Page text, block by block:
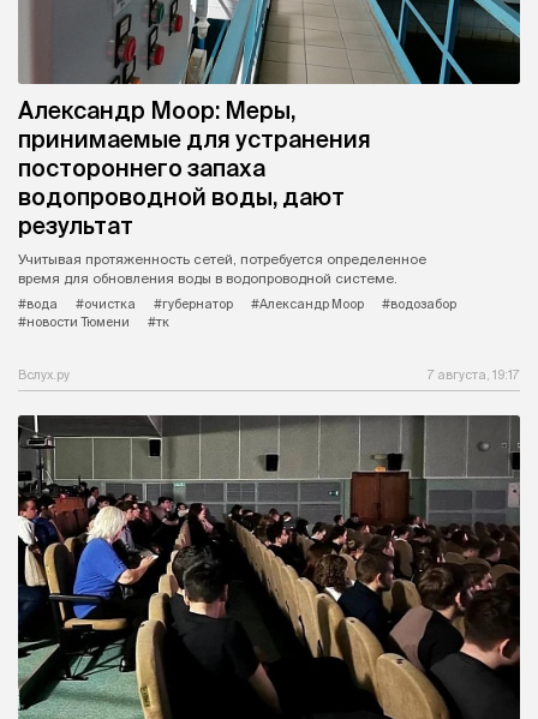
Александр Моор: Меры,
принимаемые для устранения
постороннего запаха
водопроводной воды, дают
результат
Учитывая протяженность сетей, потребуется определенное
время для обновления воды в водопроводной системе.
#вода
#очистка #губернатор #Александр Моор
#водозабор
#новости Тюмени
#тк
Вслух.ру 7 августа, 19:17